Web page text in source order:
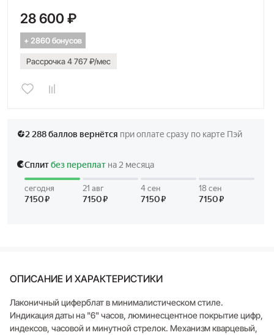
28 600 ₽
+ 2860 бонусов
Рассрочка 4 767 ₽/мес
ОПИСАНИЕ И ХАРАКТЕРИСТИКИ
Лаконичный циферблат в минималистическом стиле.
Индикация даты на "6" часов, люминесцентное покрытие цифр,
индексов, часовой и минутной стрелок. Механизм кварцевый,